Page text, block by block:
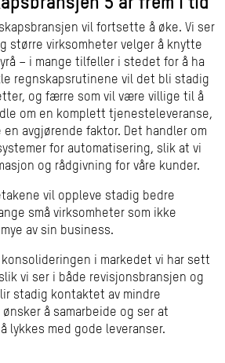
vil fortsette å øke. Vi ser
større virksomheter velger å knytte
– i mange tilfeller i stedet for å ha
regnskapsrutinene vil det bli stadig
og færre som vil være villige til å
om en komplett tjenesteleveranse,
avgjørende faktor. Det handler om
for automatisering, slik at vi
og rådgivning for våre kunder.
vil oppleve stadig bedre
små virksomheter som ikke
av sin business.
konsolideringen i markedet vi har sett
vi ser i både revisjonsbransjen og
stadig kontaktet av mindre
å samarbeide og ser at
lykkes med gode leveranser.